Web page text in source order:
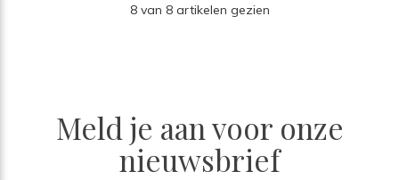
8 van 8 artikelen gezien
Meld je aan voor onze
nieuwsbrief